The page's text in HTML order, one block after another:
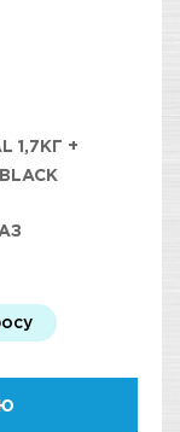
1,7КГ +